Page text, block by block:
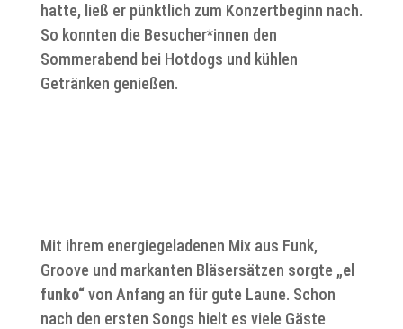
hatte, ließ er pünktlich zum Konzertbeginn nach.
So konnten die Besucher*innen den
Sommerabend bei Hotdogs und kühlen
Getränken genießen.
Mit ihrem energiegeladenen Mix aus Funk,
Groove und markanten Bläsersätzen sorgte „el
funko“von Anfang an für gute Laune. Schon
nach den ersten Songs hielt es viele Gäste